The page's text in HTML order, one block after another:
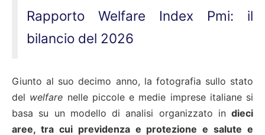
Rapporto Welfare Index Pmi: il
bilancio del 2026
Giunto al suo decimo anno, la fotografia sullo stato
del welfare nelle piccole e medie imprese italiane si
basa su un modello di analisi organizzato in dieci
aree, tra cui previdenza e protezione e salute e